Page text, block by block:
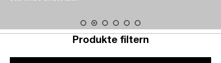
Produkte filtern